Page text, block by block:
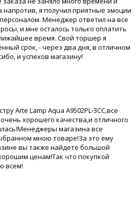
напротив, я получил приятные эмоции
Менеджер ответил на все
и мне осталось только оплатить
время. Свой торшер я
срок, - через два дня, в отличном
и успехов магазину!
Arte Lamp Aqua A9502PL-3CC,все
хорошего качества,и отличного
магазина все
мною товаре!За это ему
вы также найдете большой
ценам!Так что покупкой
всем!